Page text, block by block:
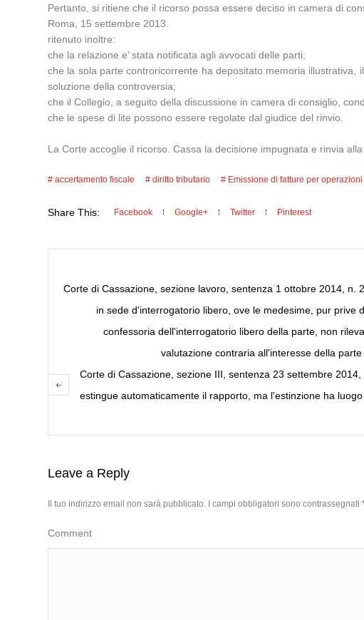
Pertanto, si ritiene che il ricorso possa essere deciso in camera di
Roma, 15 settembre 2013.
ritenuto inoltre:
che la relazione e’ stata notificata agli avvocati delle parti;
che la sola parte controricorrente ha depositato memoria
soluzione della controversia;
che il Collegio, a seguito della discussione in camera di consiglio,
che le spese di lite possono essere regolate dal giudice del rinvio.
La Corte accoglie il ricorso. Cassa la decisione impugnata e rinvia
accertamento fiscale diritto tributario Emissione di fatture per
Share This: Facebook Google+ Twitter Pinterest
Corte di Cassazione, sezione lavoro, sentenza 1 ottobre 2014,
in sede d'interrogatorio libero, ove le medesime, pur
confessoria dell'interrogatorio libero della parte, non
valutazione contraria all'interesse della
Corte di Cassazione, sezione III, sentenza 23 settembre
estingue automaticamente il rapporto, ma l'estinzione ha
Leave a Reply
Il tuo indirizzo email non sarà pubblicato. I campi obbligatori sono contrassegnati
Comment